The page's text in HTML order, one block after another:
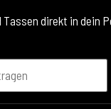
Tassen direkt in dein